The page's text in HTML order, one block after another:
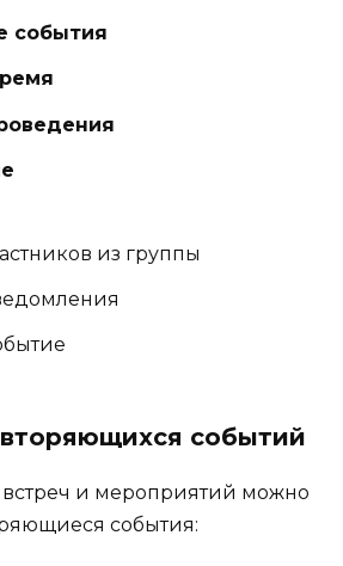
события
из группы
событий
и мероприятий можно
события: